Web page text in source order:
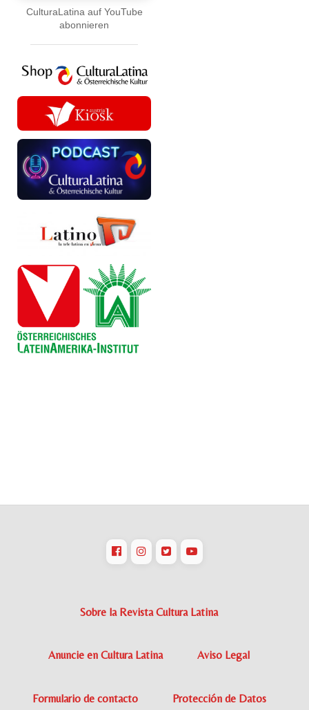
CulturaLatina auf YouTube
abonnieren
Sobre la Revista Cultura Latina
Anuncie en Cultura Latina Aviso Legal
Formulario de contacto Protección de Datos